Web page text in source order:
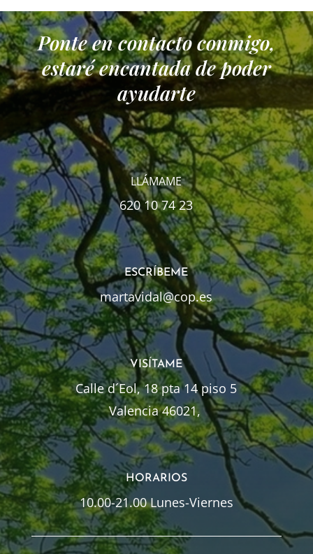
Ponte en contacto conmigo,
estaré encantada de poder
ayudarte
LLÁMAME
620 10 74 23
ESCRÍBEME
martavidal@cop.es
VISÍTAME
Calle d´Eol, 18 pta 14 piso 5
Valencia 46021,
HORARIOS
10.00-21.00 Lunes-Viernes